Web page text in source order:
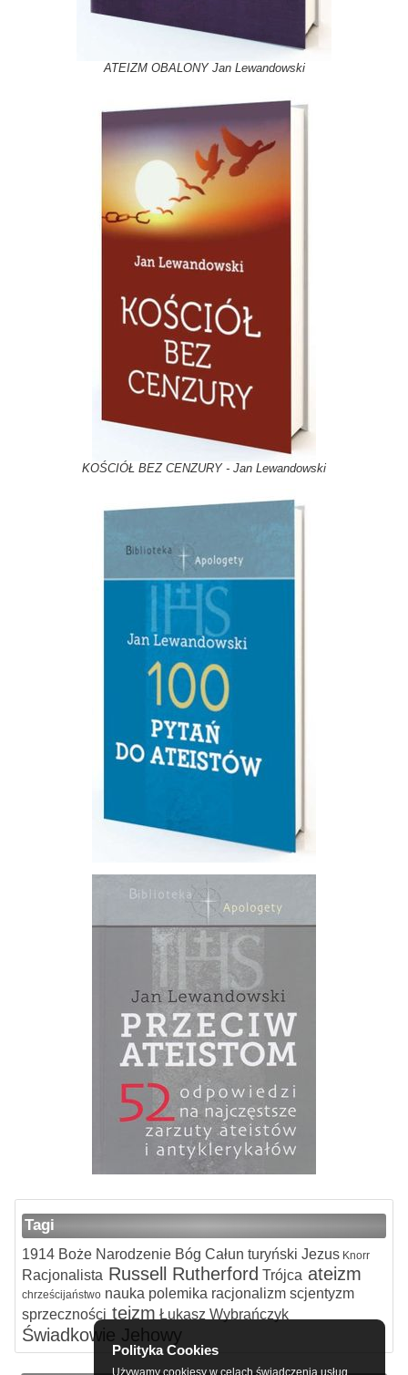
ATEIZM OBALONY Jan Lewandowski
KOŚCIÓŁ BEZ CENZURY - Jan Lewandowski
Tagi
1914Boże NarodzenieBóg Całun turyński JezusKnorr
Racjonalista Russell Rutherford Trójca ateizm
chrześcijaństwonauka polemika racjonalizmscjentyzm
sprzeczności teizm Łukasz Wybrańczyk
Świadkowie Jehowy
Polityka Cookies